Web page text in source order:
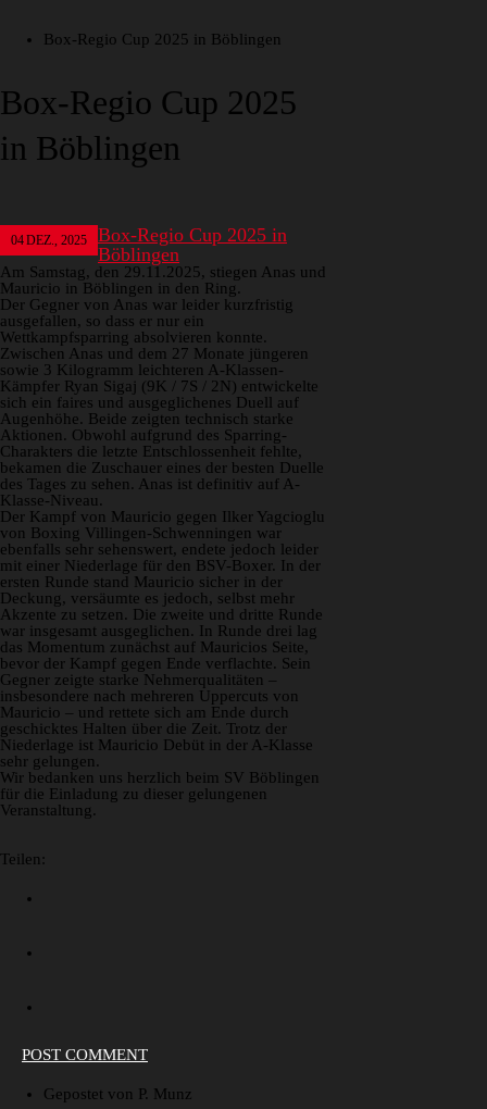
Box-Regio Cup 2025 in Böblingen
Box-Regio Cup 2025
in Böblingen
04DEZ., 2025
Box-Regio Cup 2025 in
Böblingen
Am Samstag, den 29.11.2025, stiegen Anas und
Mauricio in Böblingen in den Ring.
Der Gegner von Anas war leider kurzfristig
ausgefallen, so dass er nur ein
Wettkampfsparring absolvieren konnte.
Zwischen Anas und dem 27 Monate jüngeren
sowie 3 Kilogramm leichteren A-Klassen-
Kämpfer Ryan Sigaj (9K / 7S / 2N) entwickelte
sich ein faires und ausgeglichenes Duell auf
Augenhöhe. Beide zeigten technisch starke
Aktionen. Obwohl aufgrund des Sparring-
Charakters die letzte Entschlossenheit fehlte,
bekamen die Zuschauer eines der besten Duelle
des Tages zu sehen. Anas ist definitiv auf A-
Klasse-Niveau.
Der Kampf von Mauricio gegen Ilker Yagcioglu
von Boxing Villingen-Schwenningen war
ebenfalls sehr sehenswert, endete jedoch leider
mit einer Niederlage für den BSV-Boxer. In der
ersten Runde stand Mauricio sicher in der
Deckung, versäumte es jedoch, selbst mehr
Akzente zu setzen. Die zweite und dritte Runde
war insgesamt ausgeglichen. In Runde drei lag
das Momentum zunächst auf Mauricios Seite,
bevor der Kampf gegen Ende verflachte. Sein
Gegner zeigte starke Nehmerqualitäten –
insbesondere nach mehreren Uppercuts von
Mauricio – und rettete sich am Ende durch
geschicktes Halten über die Zeit. Trotz der
Niederlage ist Mauricio Debüt in der A-Klasse
sehr gelungen.
Wir bedanken uns herzlich beim SV Böblingen
für die Einladung zu dieser gelungenen
Veranstaltung.
Teilen:
POST COMMENT
Gepostet von P. Munz